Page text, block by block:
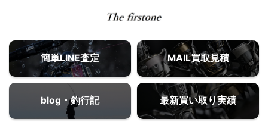
簡単LINE査定 MAIL買取見積
blog・釣行記 最新買い取り実績